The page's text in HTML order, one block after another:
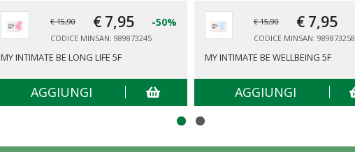
€ 15,90 € 7,95 -50%
CODICE MINSAN: 989873245
MY INTIMATE BE LONG LIFE 5F
AGGIUNGI
€ 15,90 € 7,95
CODICE MINSAN: 989873258
MY INTIMATE BE WELLBEING 5F
AGGIUNGI